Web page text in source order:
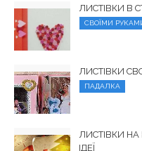
ЛИСТІВКИ В
СВОЇМИ
ЛИСТІВКИ
ПАДАЛКА
ЛИСТІВКИ
ІДЕЇ